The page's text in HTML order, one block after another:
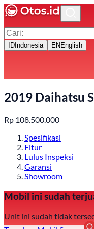
ID Indonesia EN English
2019 Daihatsu
Rp 108.500.000
Spesifikasi
Fitur
Lulus Inspeksi
Garansi
Showroom
Mobil ini sudah
Unit ini sudah tidak